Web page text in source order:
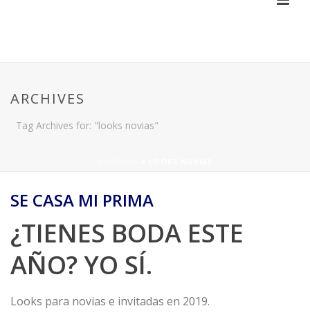
ARCHIVES
Tag Archives for: "looks novias"
SE CASA MI PRIMA
¿TIENES BODA ESTE
AÑO? YO SÍ.
Looks para novias e invitadas en 2019.